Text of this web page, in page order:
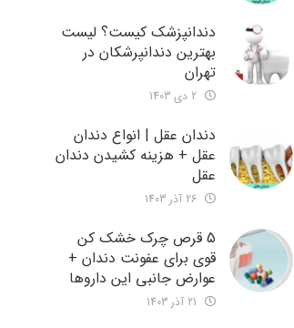
دندانپزشک کیست؟ لیست
بهترین دندانپرشکان در
تهران
دندان عقل | انواع دندان
عقل + هزینه کشیدن دندان
عقل
5 قرص چرک خشک کن
قوی برای عفونت دندان +
عوارض جانبی این داروها